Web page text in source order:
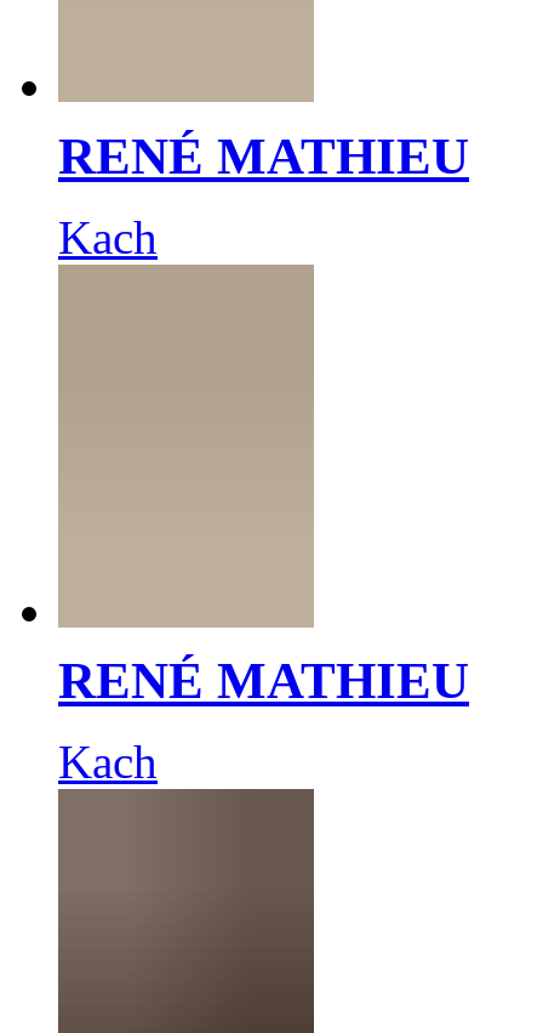
RENÉ MATHIEU
Kach
RENÉ MATHIEU
Kach